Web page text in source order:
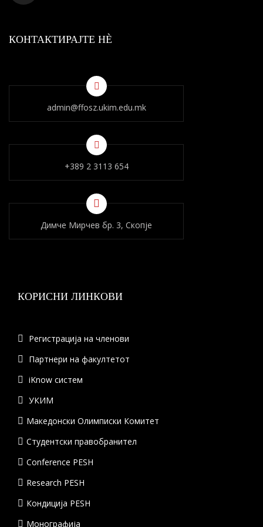
КОНТАКТИРАЈТЕ НÈ
admin@ffosz.ukim.edu.mk
+389 2 3113 654
Димче Мирчев бр. 3, Скопје
КОРИСНИ ЛИНКОВИ
Регистрација на членови
Партнери на факултетот
iKnow систем
УКИМ
Македонски Олимписки Комитет
Студентски правобранител
Conference PESH
Research PESH
Кондиција PESH
Монографија